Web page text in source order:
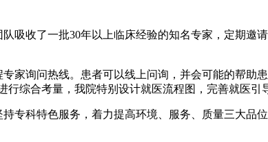
吸收了一批30年以上临床经验的知名专家，定期邀
询问热线。患者可以线上问询，并会可能的帮助
综合考量，我院特别设计就医流程图，完善就医引
科特色服务，着力提高环境、服务、质量三大品